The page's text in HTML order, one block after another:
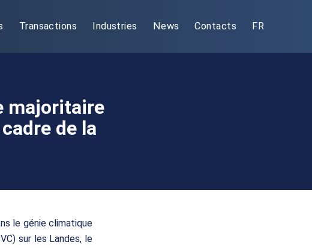
Transactions Industries News Contacts FR
majoritaire
de la
le génie climatique
sur les Landes, le